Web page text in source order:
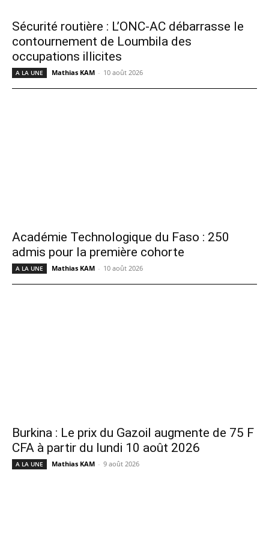
Sécurité routière : L’ONC-AC débarrasse le
contournement de Loumbila des
occupations illicites
A LA UNE Mathias KAM - 10 août 2026
Académie Technologique du Faso : 250
admis pour la première cohorte
A LA UNE Mathias KAM - 10 août 2026
Burkina : Le prix du Gazoil augmente de 75 F
CFA à partir du lundi 10 août 2026
A LA UNE Mathias KAM - 9 août 2026